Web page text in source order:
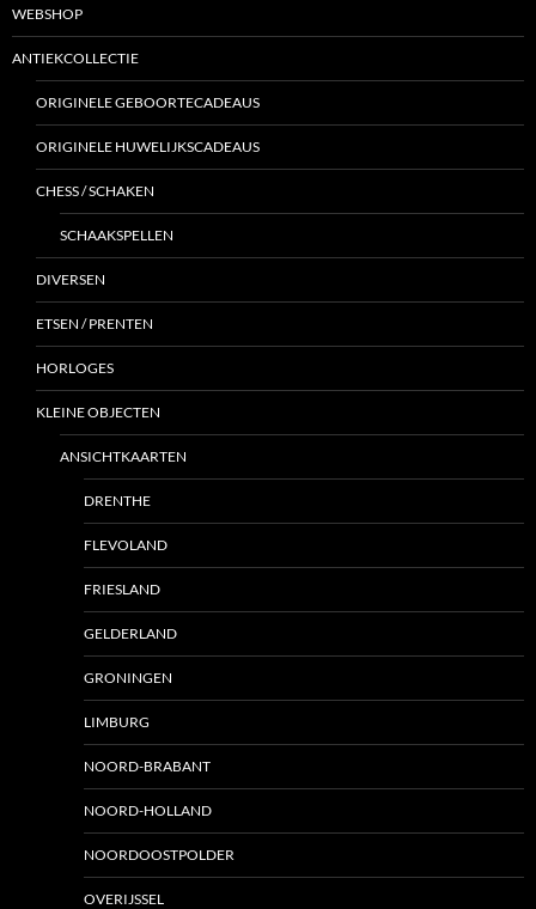
WEBSHOP
ANTIEKCOLLECTIE
ORIGINELE GEBOORTECADEAUS
ORIGINELE HUWELIJKSCADEAUS
CHESS / SCHAKEN
SCHAAKSPELLEN
DIVERSEN
ETSEN / PRENTEN
HORLOGES
KLEINE OBJECTEN
ANSICHTKAARTEN
DRENTHE
FLEVOLAND
FRIESLAND
GELDERLAND
GRONINGEN
LIMBURG
NOORD-BRABANT
NOORD-HOLLAND
NOORDOOSTPOLDER
OVERIJSSEL